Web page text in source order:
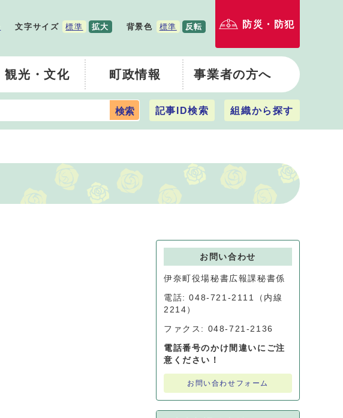
文字サイズ 標準 拡大 背景色 標準 反転 防災・防犯
観光・文化 町政情報 事業者の方へ
検索 記事ID検索 組織から探す
お問い合わせ
伊奈町役場秘書広報課秘書係
電話: 048-721-2111（内線
2214）
ファクス: 048-721-2136
電話番号のかけ間違いにご注
意ください！
お問い合わせフォーム